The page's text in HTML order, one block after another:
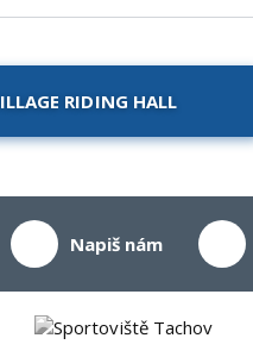
RIDING HALL
Napiš nám